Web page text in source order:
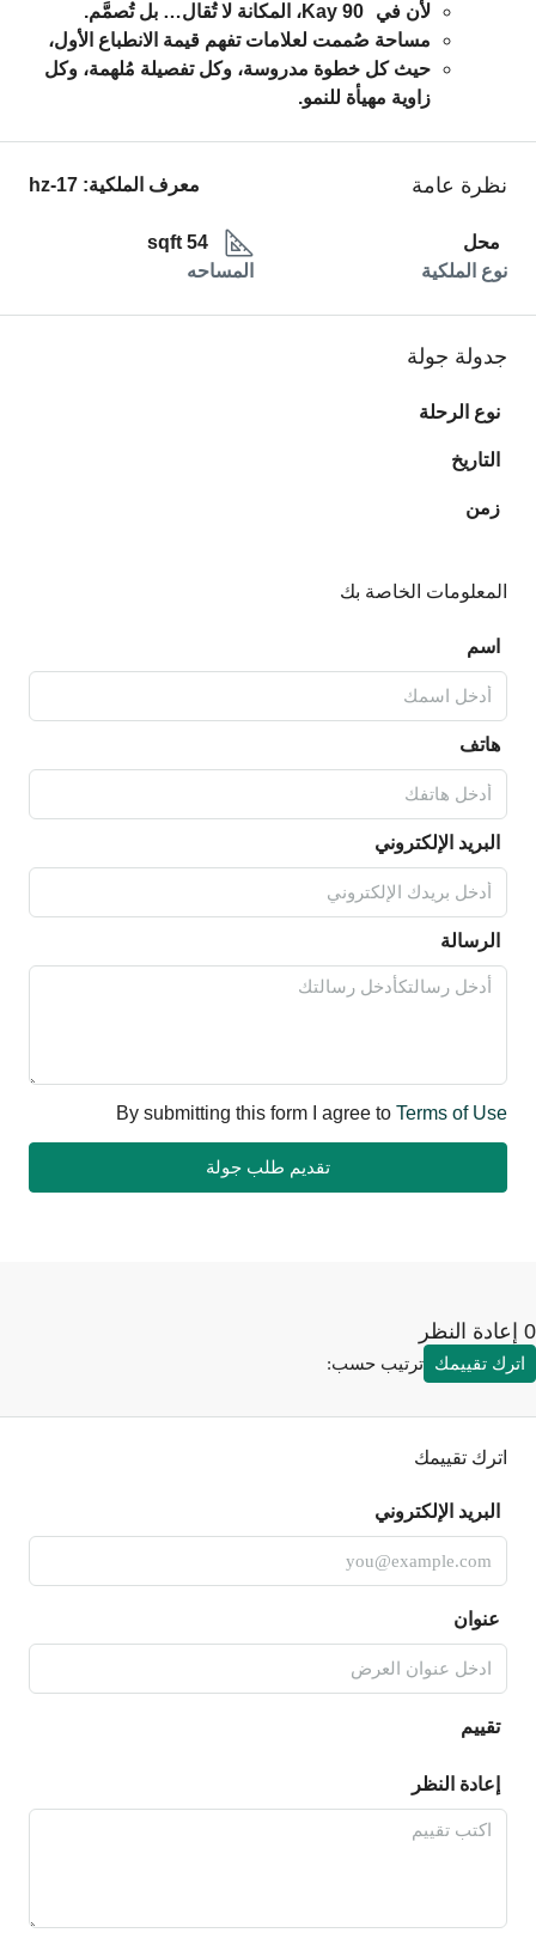
لأن في Kay 90، المكانة لا تُقال… بل تُصمَّم.
مساحة صُممت لعلامات تفهم قيمة الانطباع الأول،
حيث كل خطوة مدروسة، وكل تفصيلة مُلهمة، وكل
زاوية مهيأة للنمو.
نظرة عامة معرف الملكية:hz-17
محل
نوع الملكية
54 sqft
المساحه
جدولة جولة
نوع الرحلة
التاريخ
زمن
المعلومات الخاصة بك
اسم
هاتف
البريد الإلكتروني
الرسالة
By submitting this form I agree toTerms of Use
تقديم طلب جولة
ترتيب حسب: تقييمك
اترك تقييمك
البريد الإلكتروني
عنوان
تقييم
إعادة النظر